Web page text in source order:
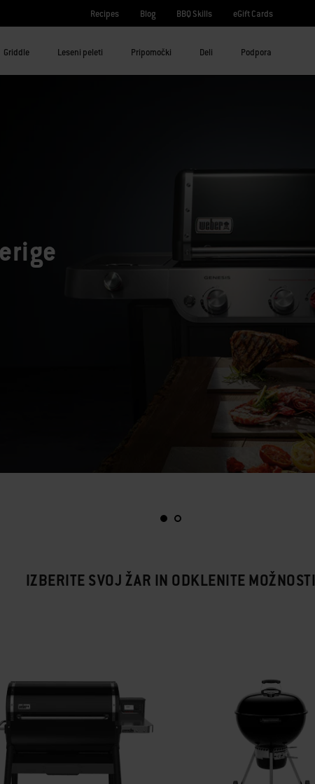
Recipes Blog BBQ Skills eGift Cards
Griddle Leseni peleti Pripomočki Deli Podpora
IZBERITE SVOJ ŽAR IN ODKLENITE MOŽNOSTI